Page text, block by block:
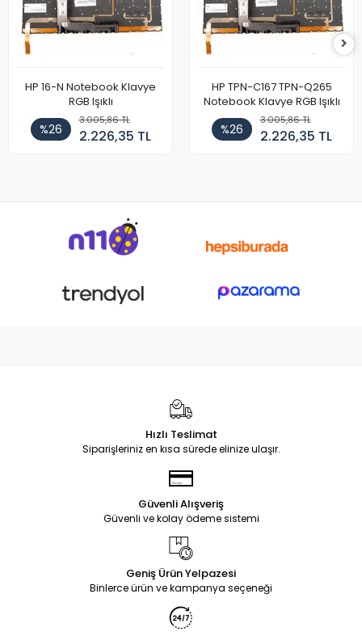
HP 16-N Notebook Klavye
RGB Işıklı
%26
3.005,86 TL
2.226,35 TL
HP TPN-C167 TPN-Q265
Notebook Klavye RGB Işıklı
%26
3.005,86 TL
2.226,35 TL
Hızlı Teslimat
Siparişleriniz en kısa sürede elinize ulaşır.
Güvenli Alışveriş
Güvenli ve kolay ödeme sistemi
Geniş Ürün Yelpazesi
Binlerce ürün ve kampanya seçeneği